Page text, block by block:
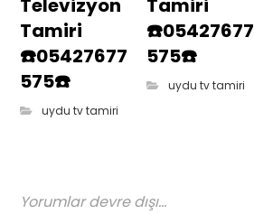
Televizyon
Tamiri
☎️05427677
575☎️
uydu tv tamiri
Tamiri
☎️05427677
575☎️
uydu tv tamiri
Yorumlar devre dışı...